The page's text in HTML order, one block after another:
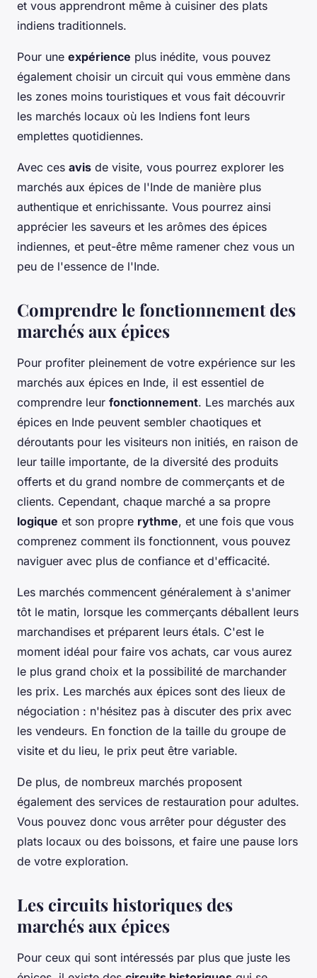
et vous apprendront même à cuisiner des plats
indiens traditionnels.
Pour une expérience plus inédite, vous pouvez
également choisir un circuit qui vous emmène dans
les zones moins touristiques et vous fait découvrir
les marchés locaux où les Indiens font leurs
emplettes quotidiennes.
Avec ces avis de visite, vous pourrez explorer les
marchés aux épices de l'Inde de manière plus
authentique et enrichissante. Vous pourrez ainsi
apprécier les saveurs et les arômes des épices
indiennes, et peut-être même ramener chez vous un
peu de l'essence de l'Inde.
Comprendre le fonctionnement des
marchés aux épices
Pour profiter pleinement de votre expérience sur les
marchés aux épices en Inde, il est essentiel de
comprendre leur fonctionnement. Les marchés aux
épices en Inde peuvent sembler chaotiques et
déroutants pour les visiteurs non initiés, en raison de
leur taille importante, de la diversité des produits
offerts et du grand nombre de commerçants et de
clients. Cependant, chaque marché a sa propre
logique et son propre rythme, et une fois que vous
comprenez comment ils fonctionnent, vous pouvez
naviguer avec plus de confiance et d'efficacité.
Les marchés commencent généralement à s'animer
tôt le matin, lorsque les commerçants déballent leurs
marchandises et préparent leurs étals. C'est le
moment idéal pour faire vos achats, car vous aurez
le plus grand choix et la possibilité de marchander
les prix. Les marchés aux épices sont des lieux de
négociation : n'hésitez pas à discuter des prix avec
les vendeurs. En fonction de la taille du groupe de
visite et du lieu, le prix peut être variable.
De plus, de nombreux marchés proposent
également des services de restauration pour adultes.
Vous pouvez donc vous arrêter pour déguster des
plats locaux ou des boissons, et faire une pause lors
de votre exploration.
Les circuits historiques des
marchés aux épices
Pour ceux qui sont intéressés par plus que juste les